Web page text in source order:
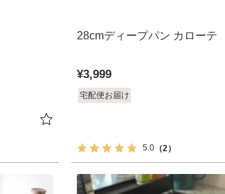
28cmディープパン カローテ
¥3,999
宅配便お届け
5.0 （2）